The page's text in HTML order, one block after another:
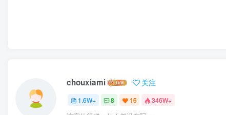
chouxiami 关注
1.6W+ 8 16 346W+